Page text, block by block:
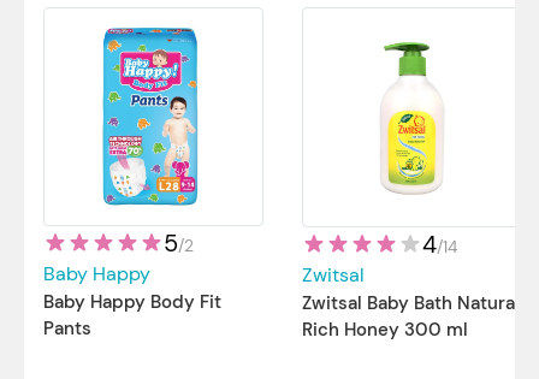
5/2
Baby Happy
Baby Happy Body Fit
Pants
4/14
Zwitsal
Zwitsal Baby Bath Natural
Rich Honey 300 ml